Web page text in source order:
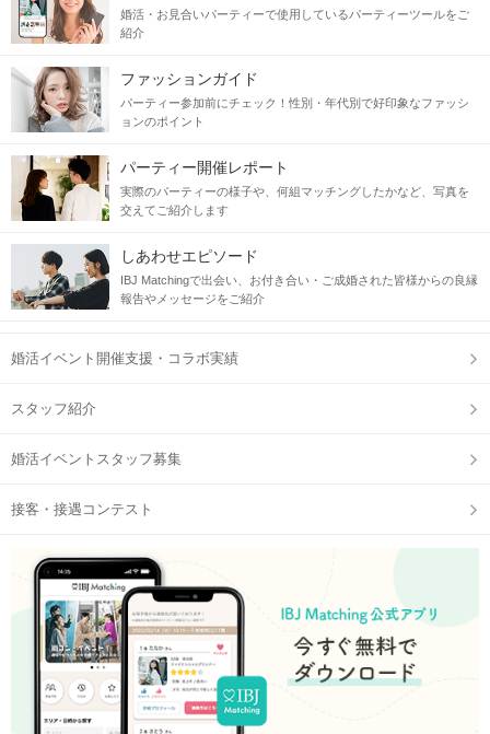
婚活・お見合いパーティーで使用しているパーティーツールをご
紹介
ファッションガイド
パーティー参加前にチェック！性別・年代別で好印象なファッシ
ョンのポイント
パーティー開催レポート
実際のパーティーの様子や、何組マッチングしたかなど、写真を
交えてご紹介します
しあわせエピソード
IBJ Matchingで出会い、お付き合い・ご成婚された皆様からの良縁
報告やメッセージをご紹介
婚活イベント開催支援・コラボ実績
スタッフ紹介
婚活イベントスタッフ募集
接客・接遇コンテスト